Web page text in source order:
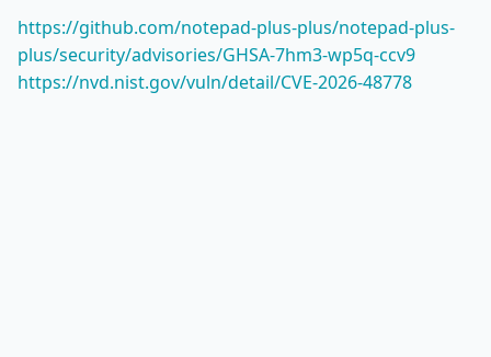
https://github.com/notepad-plus-plus/notepad-plus-
plus/security/advisories/GHSA-7hm3-wp5q-ccv9
https://nvd.nist.gov/vuln/detail/CVE-2026-48778